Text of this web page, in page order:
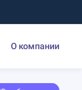
О компании